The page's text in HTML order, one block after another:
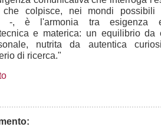
che colpisce, nei mondi
-, è l'armonia tra esigenza
e materica: un equilibrio da
nutrita da autentica
di ricerca."